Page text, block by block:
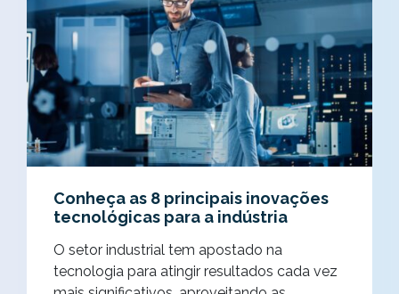
Conheça as 8 principais inovações
tecnológicas para a indústria
O setor industrial tem apostado na
tecnologia para atingir resultados cada vez